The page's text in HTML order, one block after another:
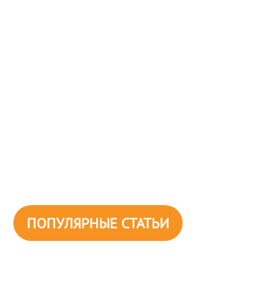
ПОПУЛЯРНЫЕ СТАТЬИ